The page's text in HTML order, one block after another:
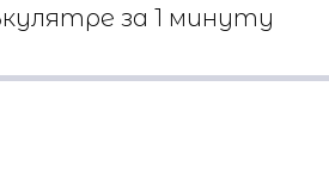
за 1 минуту